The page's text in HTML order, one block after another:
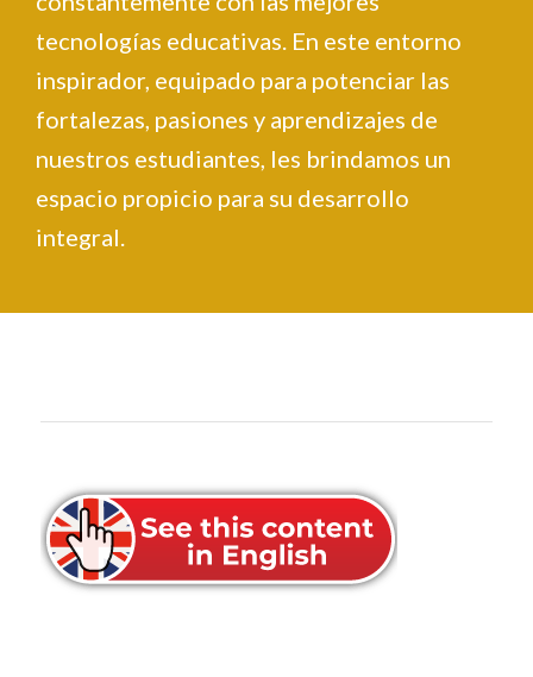
tecnologías educativas. En este entorno
inspirador, equipado para potenciar las
fortalezas, pasiones y aprendizajes de
nuestros estudiantes, les brindamos un
espacio propicio para su desarrollo
integral.